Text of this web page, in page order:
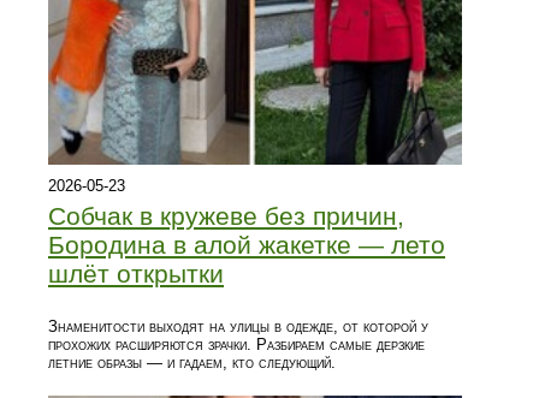
2026-05-23
Собчак в кружеве без причин,
Бородина в алой жакетке — лето
шлёт открытки
Знаменитости выходят на улицы в одежде, от которой у
прохожих расширяются зрачки. Разбираем самые дерзкие
летние образы — и гадаем, кто следующий.